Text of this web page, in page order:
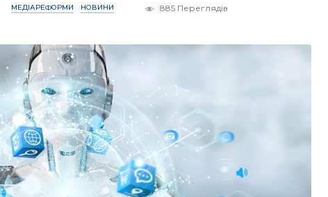
МЕДІАРЕФОРМИ НОВИНИ 885 Переглядів